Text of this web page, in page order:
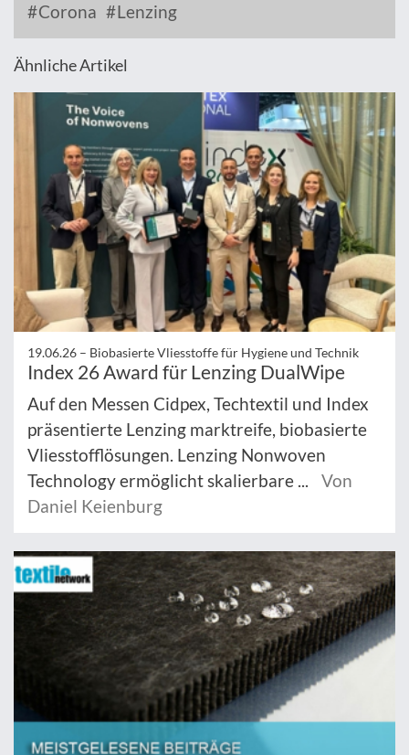
Corona Lenzing
Ähnliche Artikel
19.06.26 – Biobasierte Vliesstoffe für Hygiene und Technik
Index 26 Award für Lenzing DualWipe
Auf den Messen Cidpex, Techtextil und Index
präsentierte Lenzing marktreife, biobasierte
Vliesstofflösungen. Lenzing Nonwoven
Technology ermöglicht skalierbare ...
Von
Daniel Keienburg